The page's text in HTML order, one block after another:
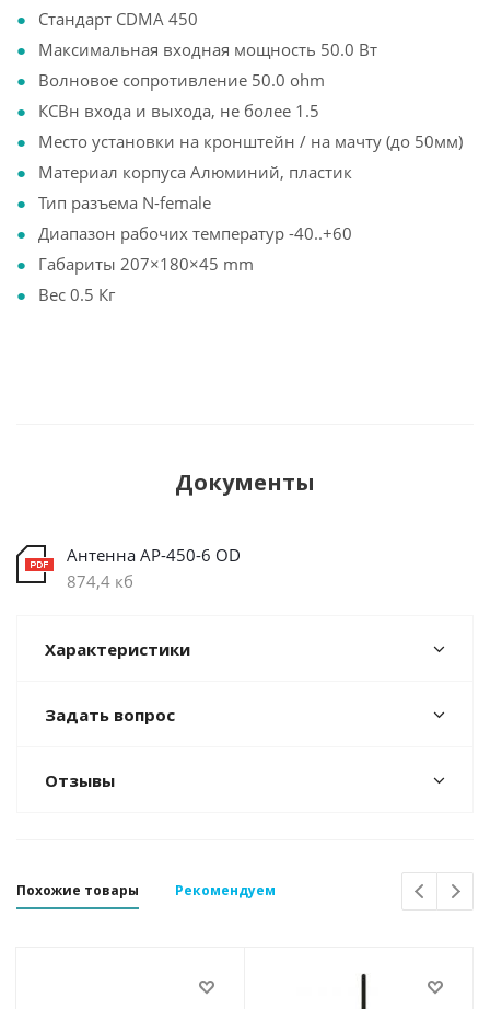
Стандарт CDMA 450
Максимальная входная мощность 50.0 Вт
Волновое сопротивление 50.0 ohm
КСВн входа и выхода, не более 1.5
Место установки на кронштейн / на мачту (до 50мм)
Материал корпуса Алюминий, пластик
Тип разъема N-female
Диапазон рабочих температур -40..+60
Габариты 207×180×45 mm
Вес 0.5 Кг
Документы
Антенна AP-450-6 OD
874,4 кб
Характеристики
Задать вопрос
Отзывы
Похожие товары Рекомендуем